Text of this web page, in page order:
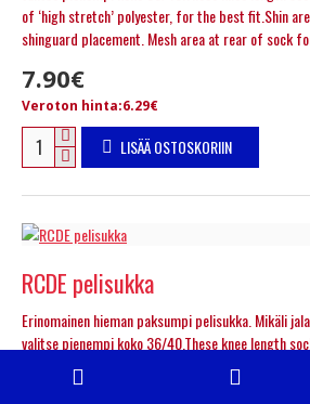
of ‘high stretch’ polyester, for the best fit.Shin
shinguard placement. Mesh area at rear of sock
7.90€
Veroton hinta:6.29€
LISÄÄ OSTOSKORIIN
RCDE pelisukka
Erinomainen hieman paksumpi pelisukka. Mikäli
valitse pienempi koko 36/40.These knee length
of ‘high stretch’ polyester, for the best fit.Shin
shinguard placement. Mesh area at rear of sock